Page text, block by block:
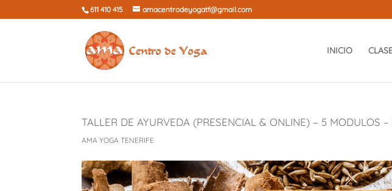
611 410 415 amacentrodeyogatf@gmail.com
INICIO
TALLER DE AYURVEDA (PRESENCIAL & ONLINE) – 5 MODULOS
AMA YOGA TENERIFE